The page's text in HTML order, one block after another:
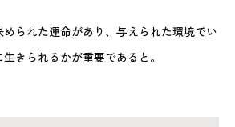
られた運命があり、与えられた環境でい
きられるかが重要であると。